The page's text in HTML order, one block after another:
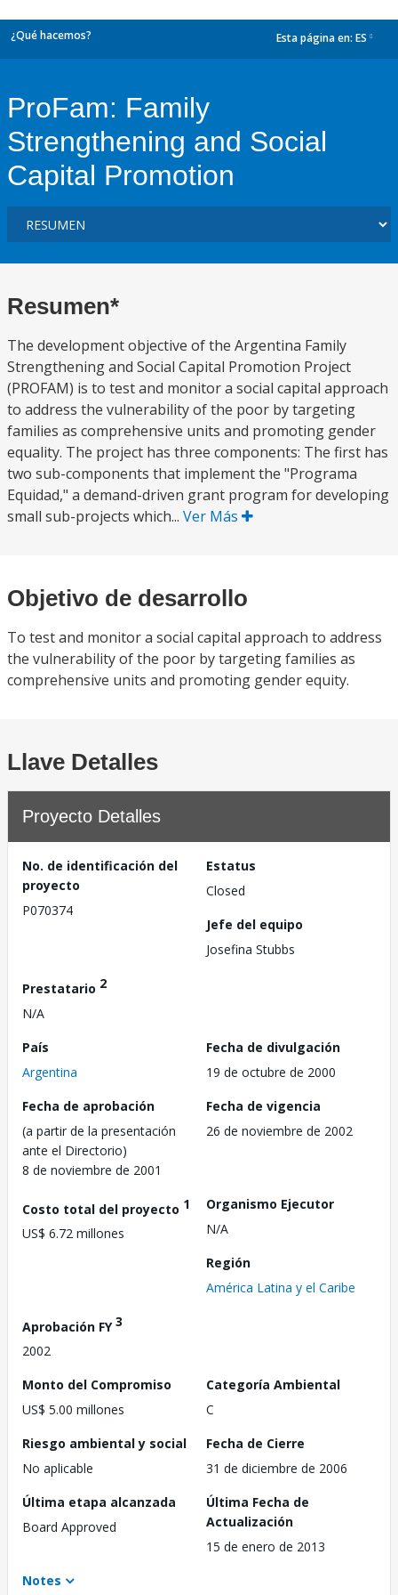
¿Qué hacemos? Esta página en: ES
ProFam: Family
Strengthening and Social
Capital Promotion
Resumen*
The development objective of the Argentina Family
Strengthening and Social Capital Promotion Project
(PROFAM) is to test and monitor a social capital approach
to address the vulnerability of the poor by targeting
families as comprehensive units and promoting gender
equality. The project has three components: The first has
two sub-components that implement the "Programa
Equidad," a demand-driven grant program for developing
small sub-projects which... Ver Más
Objetivo de desarrollo
To test and monitor a social capital approach to address
the vulnerability of the poor by targeting families as
comprehensive units and promoting gender equity.
Llave Detalles
Proyecto Detalles
No. de identificación del
proyecto
P070374
Estatus
Closed
Jefe del equipo
Josefina Stubbs
Prestatario 2
N/A
País
Argentina
Fecha de divulgación
19 de octubre de 2000
Fecha de aprobación
(a partir de la presentación
ante el Directorio)
8 de noviembre de 2001
Fecha de vigencia
26 de noviembre de 2002
Costo total del proyecto 1
US$ 6.72 millones
Organismo Ejecutor
N/A
Región
América Latina y el Caribe
Aprobación FY3
2002
Monto del Compromiso
US$ 5.00 millones
Categoría Ambiental
C
Riesgo ambiental y social
No aplicable
Fecha de Cierre
31 de diciembre de 2006
Última etapa alcanzada
Board Approved
Última Fecha de
Actualización
15 de enero de 2013
Notes